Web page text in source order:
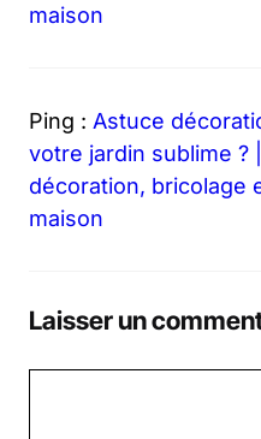
maison
Ping : Astuce
votre jardin sublime ?
décoration, bricolage
maison
Laisser un